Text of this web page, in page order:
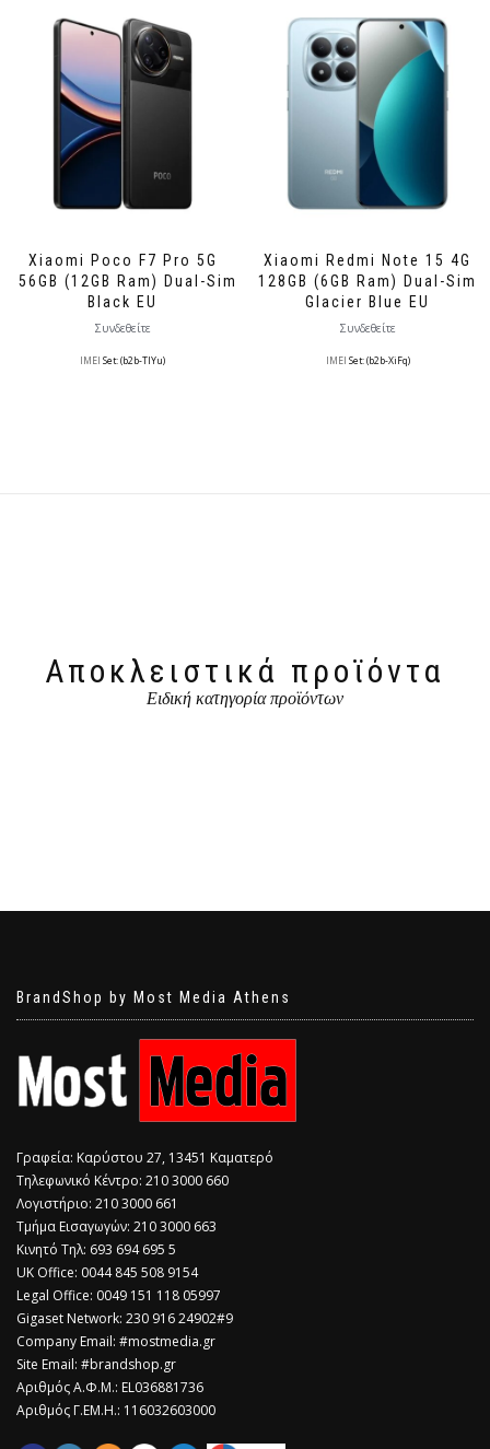
Xiaomi Poco F7 Pro 5G
256GB (12GB Ram) Dual-Sim
Black EU
Συνδεθείτε
IMEI Set: (b2b-TlYu)
Xiaomi Redmi Note 15 4G
128GB (6GB Ram) Dual-Sim
Glacier Blue EU
Συνδεθείτε
IMEI Set: (b2b-XiFq)
Αποκλειστικά προϊόντα
Ειδική κατηγορία προϊόντων
BrandShop by Most Media Athens
Γραφεία: Καρύστου 27, 13451 Καματερό
Τηλεφωνικό Κέντρο: 210 3000 660
Λογιστήριο: 210 3000 661
Τμήμα Εισαγωγών: 210 3000 663
Κινητό Τηλ: 693 694 695 5
​UK Office: 0044 845 508 9154
Legal Office: 0049 151 118 05997
Gigaset Network: 230 916 24902#9
Company Email: #mostmedia.gr
Site Email: #brandshop.gr
Αριθμός Α.Φ.Μ.: EL036881736
Αριθμός Γ.ΕΜ.Η.: 116032603000